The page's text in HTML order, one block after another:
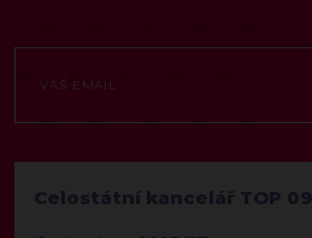
Celostátní kancelář TOP 09